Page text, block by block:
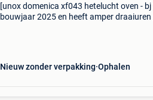
[unox domenica xf043 hetelucht oven - bj
bouwjaar 2025 en heeft amper draaiuren
Nieuw zonder verpakking Ophalen